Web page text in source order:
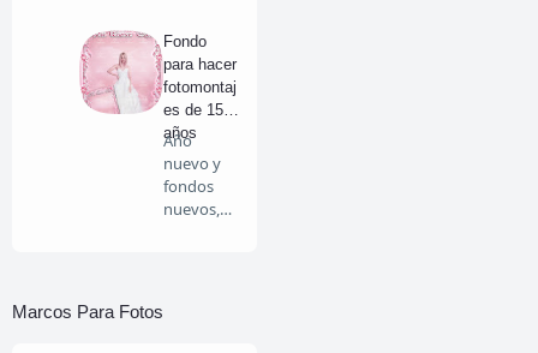
c…
Fondo
para hacer
fotomontaj
es de 15
años
Año
nuevo y
fondos
nuevos,
Marcos Para Fotos